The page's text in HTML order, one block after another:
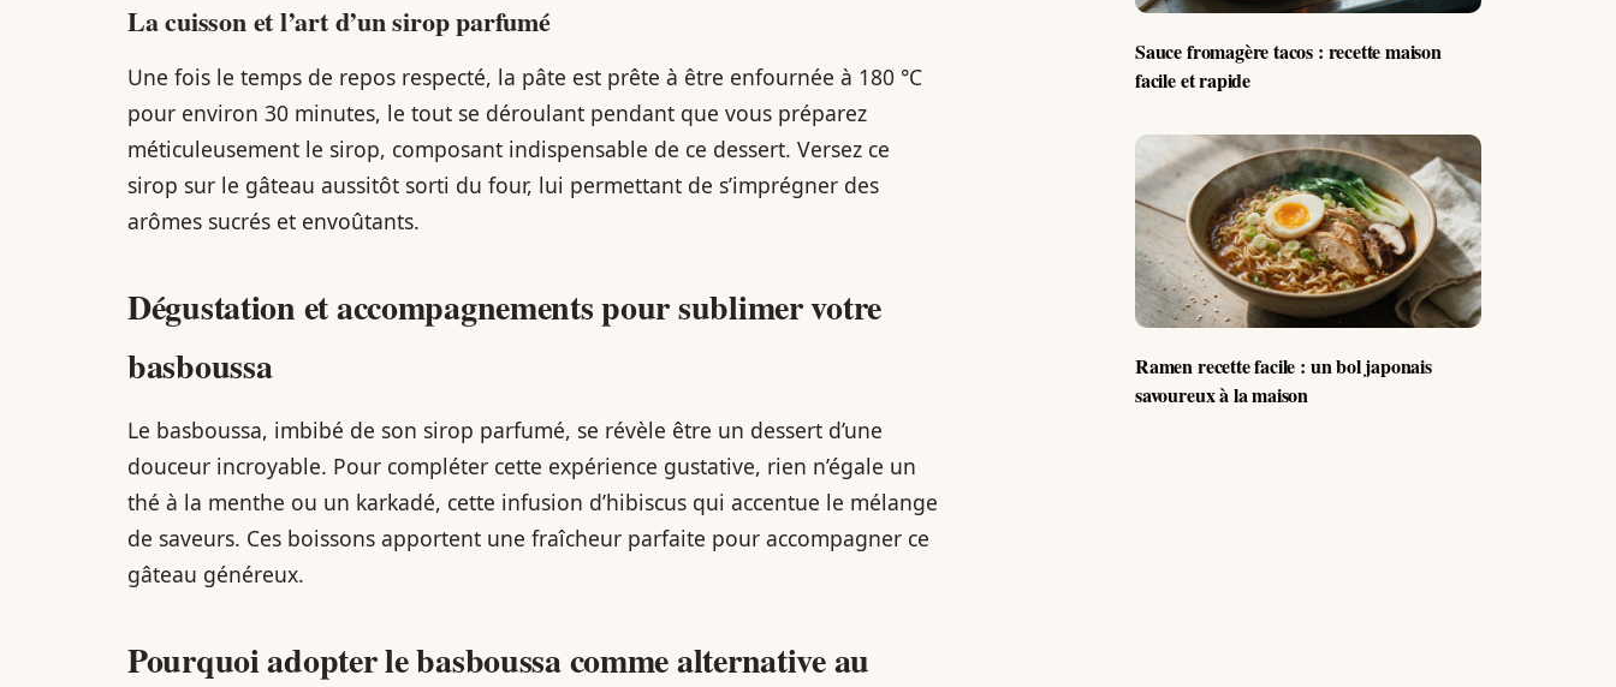
La cuisson et l’art d’un sirop parfumé
Une fois le temps de repos respecté, la pâte est prête à être enfournée à 180 °C
pour environ 30 minutes, le tout se déroulant pendant que vous préparez
méticuleusement le sirop, composant indispensable de ce dessert. Versez ce
sirop sur le gâteau aussitôt sorti du four, lui permettant de s’imprégner des
arômes sucrés et envoûtants.
Dégustation et accompagnements pour sublimer votre
basboussa
Le basboussa, imbibé de son sirop parfumé, se révèle être un dessert d’une
douceur incroyable. Pour compléter cette expérience gustative, rien n’égale un
thé à la menthe ou un karkadé, cette infusion d’hibiscus qui accentue le mélange
de saveurs. Ces boissons apportent une fraîcheur parfaite pour accompagner ce
gâteau généreux.
Pourquoi adopter le basboussa comme alternative au
Sauce fromagère tacos : recette maison
facile et rapide
Ramen recette facile : un bol japonais
savoureux à la maison